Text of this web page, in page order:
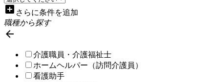
add_box さらに条件を追加
職種から探す

介護職員・介護福祉士
ホームヘルパー（訪問介護員）
看護助手